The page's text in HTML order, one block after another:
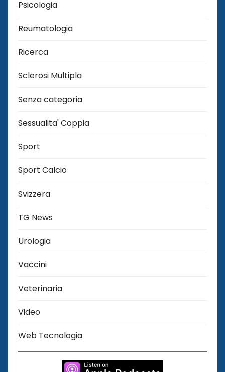
Psicologia
Reumatologia
Ricerca
Sclerosi Multipla
Senza categoria
Sessualita' Coppia
Sport
Sport Calcio
Svizzera
TG News
Urologia
Vaccini
Veterinaria
Video
Web Tecnologia